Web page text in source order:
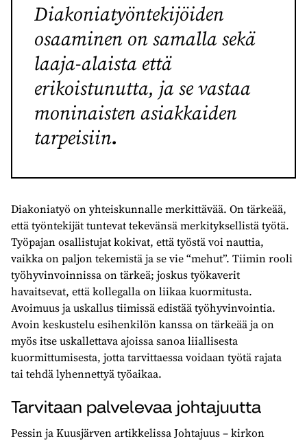
Diakoniatyöntekijöiden
osaaminen on samalla sekä
laaja-alaista että
erikoistunutta, ja se vastaa
moninaisten asiakkaiden
tarpeisiin.
Diakoniatyö on yhteiskunnalle merkittävää. On tärkeää,
että työntekijät tuntevat tekevänsä merkityksellistä työtä.
Työpajan osallistujat kokivat, että työstä voi nauttia,
vaikka on paljon tekemistä ja se vie “mehut”. Tiimin rooli
työhyvinvoinnissa on tärkeä; joskus työkaverit
havaitsevat, että kollegalla on liikaa kuormitusta.
Avoimuus ja uskallus tiimissä edistää työhyvinvointia.
Avoin keskustelu esihenkilön kanssa on tärkeää ja on
myös itse uskallettava ajoissa sanoa liiallisesta
kuormittumisesta, jotta tarvittaessa voidaan työtä rajata
tai tehdä lyhennettyä työaikaa.
Tarvitaan palvelevaa johtajuutta
Pessin ja Kuusjärven artikkelissa Johtajuus – kirkon